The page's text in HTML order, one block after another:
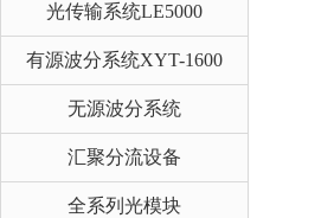
光传输系统LE5000
有源波分系统XYT-1600
无源波分系统
汇聚分流设备
全系列光模块